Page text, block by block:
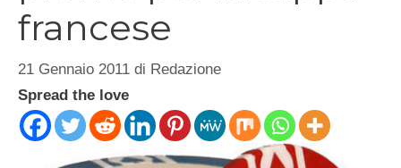
francese
21 Gennaio 2011 di Redazione
Spread the love